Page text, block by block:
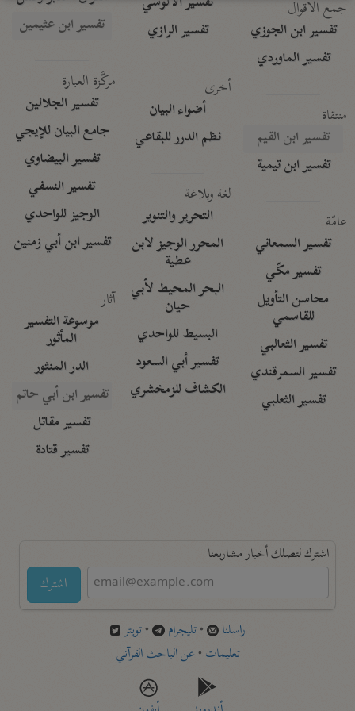
جمع الأقوال
تفسير ابن الجوزي
تفسير الماوردي
منتقاة
تفسير ابن القيم
تفسير ابن تيمية
عامّة
تفسير السمعاني
تفسير مكّي
محاسن التأويل
للقاسمي
تفسير الثعالبي
تفسير السمرقندي
تفسير الثعلبي
تفسير الرازي
أخرى
أضواء البيان
نظم الدرر للبقاعي
لغة وبلاغة
التحرير والتنوير
المحرر الوجيز لابن
عطية
البحر المحيط لأبي
حيان
البسيط للواحدي
تفسير أبي السعود
الكشاف للزمخشري
تفسير ابن عثيمين
مركَّزة العبارة
تفسير الجلالين
جامع البيان للإيجي
تفسير البيضاوي
تفسير النسفي
الوجيز للواحدي
تفسير ابن أبي زمنين
آثار
موسوعة التفسير
المأثور
الدر المنثور
تفسير ابن أبي حاتم
تفسير مقاتل
تفسير قتادة
اشترك لتصلك أخبار مشاريعنا
اشترك
راسلنا •تليجرام •تويتر
تعليمات •عن الباحث القرآني